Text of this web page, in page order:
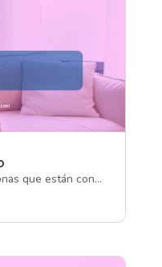
que están con...